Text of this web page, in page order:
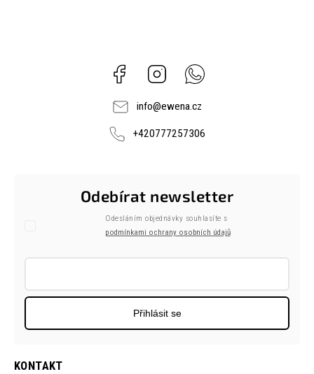
Facebook Instagram
info@ewena.cz
+420777257306
KONTAKT
Odebírat newsletter
Odesláním objednávky souhlasíte s
podmínkami ochrany osobních údajů
Přihlásit se